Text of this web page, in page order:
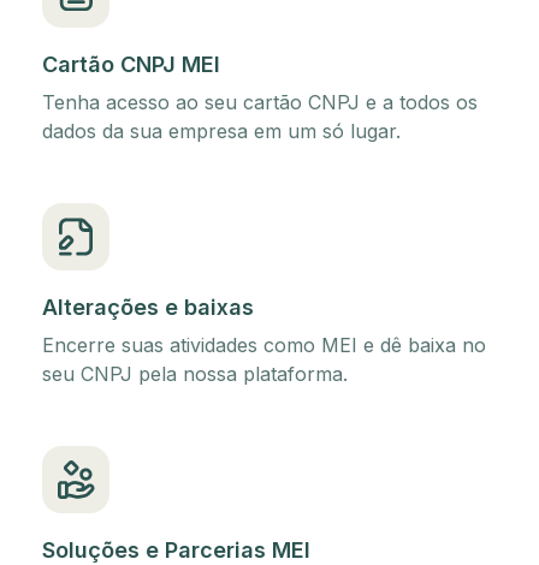
Cartão CNPJ MEI
Tenha acesso ao seu cartão CNPJ e a todos os
dados da sua empresa em um só lugar.
Alterações e baixas
Encerre suas atividades como MEI e dê baixa no
seu CNPJ pela nossa plataforma.
Soluções e Parcerias MEI